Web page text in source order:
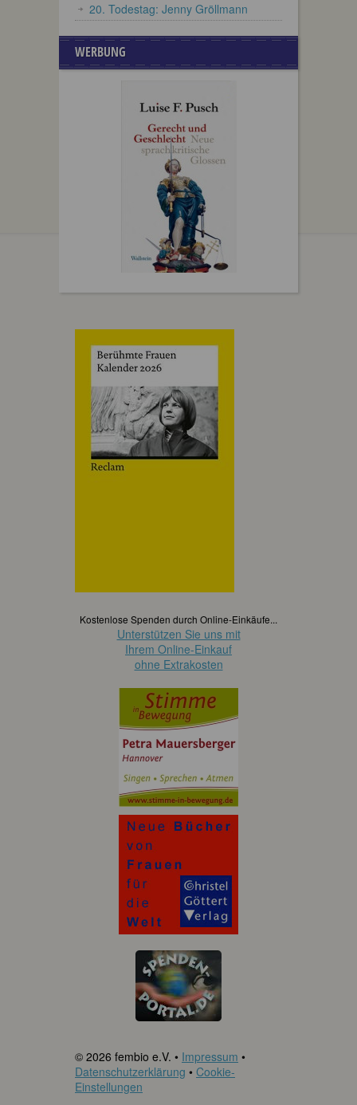
20. Todestag: Jenny Gröllmann
WERBUNG
Kostenlose Spenden durch Online-Einkäufe...
Unterstützen Sie uns mit
Ihrem Online-Einkauf
ohne Extrakosten
© 2026 fembio e.V. • Impressum •
Datenschutzerklärung • Cookie-
Einstellungen